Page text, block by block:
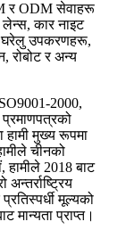
र ODM सेवाहरू
लेन्स, कार नाइट
घरेलु उपकरणहरू,
रोबोट र अन्य
2000,
हामी मुख्य रूपमा
चीनको
हामीले 2018 बाट
अन्तर्राष्ट्रिय
मूल्यको
मान्यता प्राप्त।